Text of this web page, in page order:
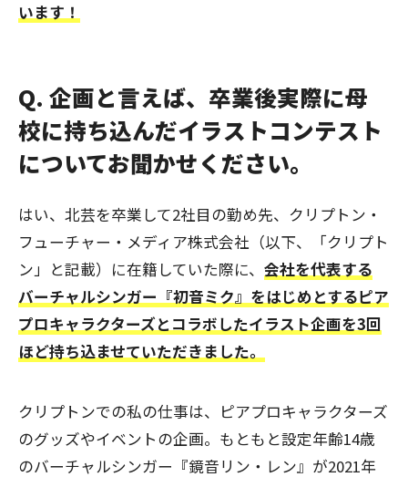
います！
Q. 企画と言えば、卒業後実際に母
校に持ち込んだイラストコンテスト
についてお聞かせください。
はい、北芸を卒業して2社目の勤め先、クリプトン・
フューチャー・メディア株式会社（以下、「クリプト
ン」と記載）に在籍していた際に、会社を代表する
バーチャルシンガー『初音ミク』をはじめとするピア
プロキャラクターズとコラボしたイラスト企画を3回
ほど持ち込ませていただきました。
クリプトンでの私の仕事は、ピアプロキャラクターズ
のグッズやイベントの企画。もともと設定年齢14歳
のバーチャルシンガー『鏡音リン・レン』が2021年